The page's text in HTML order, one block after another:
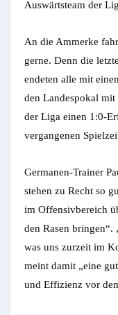
Auswärtsteam der
An die Ammerke
gerne. Denn die
endeten alle mit
den Landespokal mit
der Liga einen 1:0-
vergangenen
Germanen-Trainer
stehen zu Recht so
im Offensivbereich
den Rasen bringen“.
was uns zurzeit im
meint damit „eine
und Effizienz vor